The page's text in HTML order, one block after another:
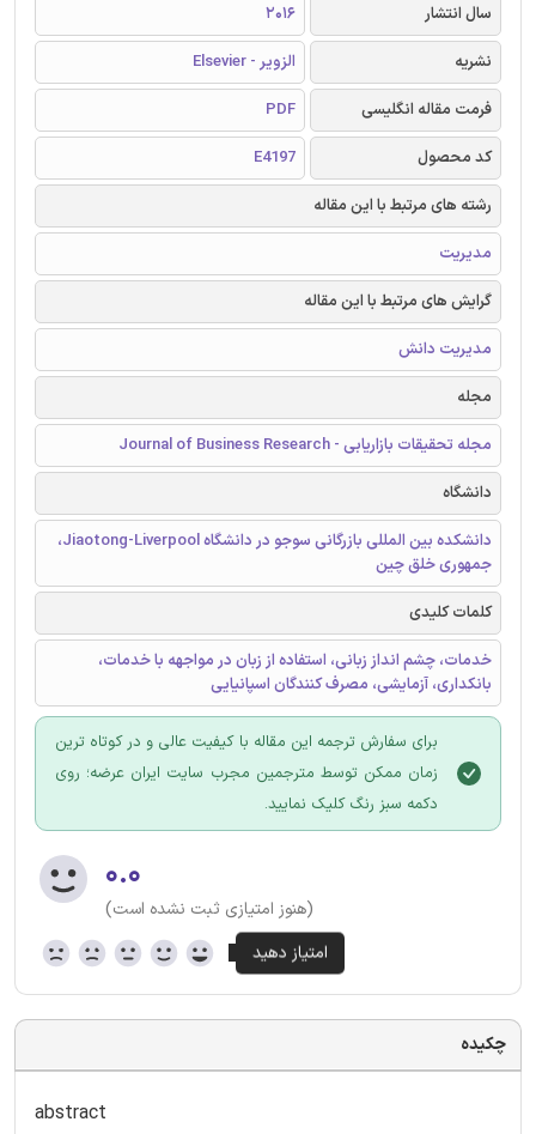
سال انتشار
2016
نشریه
الزویر - Elsevier
فرمت مقاله انگلیسی
PDF
کد محصول
E4197
رشته های مرتبط با این مقاله
مدیریت
گرایش های مرتبط با این مقاله
مدیریت دانش
مجله
مجله تحقیقات بازاریابی - Journal of Business Research
دانشگاه
دانشکده بین المللی بازرگانی سوجو در دانشگاه Jiaotong-Liverpool،
جمهوری خلق چین
کلمات کلیدی
خدمات، چشم انداز زبانی، استفاده از زبان در مواجهه با خدمات،
بانکداری، آزمایشی، مصرف کنندگان اسپانیایی
برای سفارش ترجمه این مقاله با کیفیت عالی و در کوتاه ترین
زمان ممکن توسط مترجمین مجرب سایت ایران عرضه؛ روی
دکمه سبز رنگ کلیک نمایید.
۰.۰
(هنوز امتیازی ثبت نشده است)
چکیده
abstract